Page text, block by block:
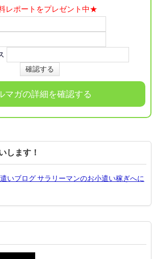
レポートをプレゼント中★
マガの詳細を確認する
します！
に